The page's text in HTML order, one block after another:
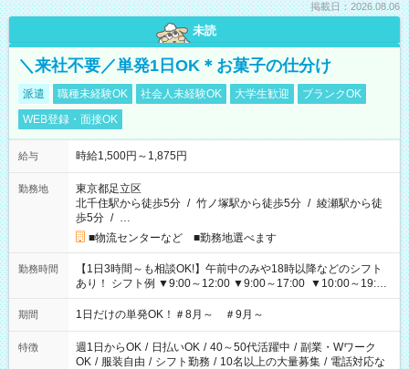
掲載日：2026.08.06
未読
＼来社不要／単発1日OK＊お菓子の仕分け
派遣 職種未経験OK 社会人未経験OK 大学生歓迎
ブランクOK
WEB登録・面接OK
給与 時給1,500円～1,875円
勤務地
東京都足立区
北千住駅から徒歩5分 / 竹ノ塚駅から徒歩5分 / 綾瀬駅から徒
歩5分 / …
■物流センターなど ■勤務地選べます
勤務時間
【1日3時間～も相談OK!】午前中のみや18時以降などのシフト
あり！ シフト例 ▼9:00～12:00 ▼9:00～17:00 ▼10:00～19:00
▼18:00～21:00
期間 1日だけの単発OK！＃8月～ ＃9月～
特徴 週1日からOK / 日払いOK / 40～50代活躍中 / 副業・Wワーク
OK / 服装自由 / シフト勤務 / 10名以上の大量募集 / 電話対応な